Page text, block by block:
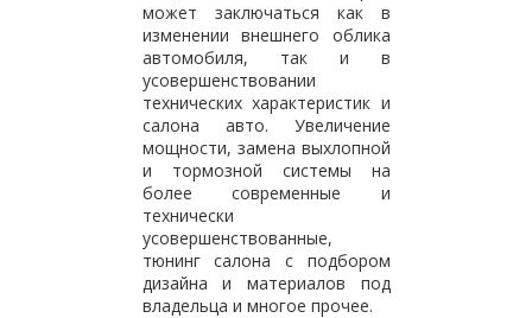
может заключаться как в
изменении внешнего облика
автомобиля, так и в
усовершенствовании
технических характеристик и
салона авто. Увеличение
мощности, замена выхлопной
и тормозной системы на
более современные и
технически
усовершенствованные,
тюнинг салона с подбором
дизайна и материалов под
владельца и многое прочее.